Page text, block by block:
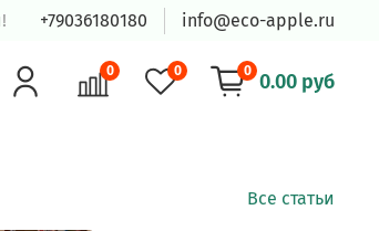
+79036180180 info@eco-apple.ru
0 0 0 0.00 руб
Все статьи